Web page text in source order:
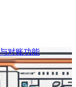
对账功能